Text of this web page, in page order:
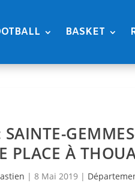
BASKET
PLACE À
| 8 Mai 2019|